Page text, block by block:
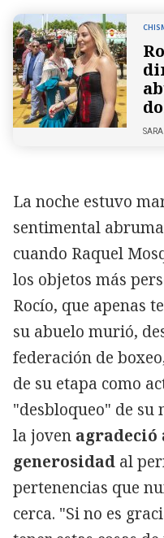
La noche estuvo
sentimental
cuando Raquel
los objetos más
Rocío, que apenas
su abuelo murió,
federación de
de su etapa como
"desbloqueo" de su
la joven agradeció
generosidad al
pertenencias que
cerca. "Si no es